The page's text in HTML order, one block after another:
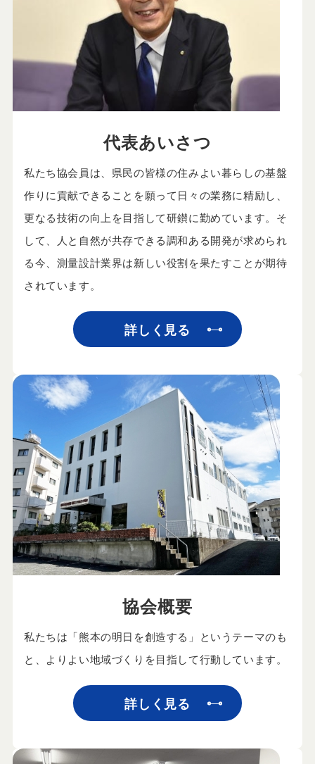
代表あいさつ
私たち協会員は、県民の皆様の住みよい暮らしの基盤
作りに貢献できることを願って日々の業務に精励し、
更なる技術の向上を目指して研鑚に勤めています。そ
して、人と自然が共存できる調和ある開発が求められ
る今、測量設計業界は新しい役割を果たすことが期待
されています。
詳しく見る
協会概要
私たちは「熊本の明日を創造する」というテーマのも
と、よりよい地域づくりを目指して行動しています。
詳しく見る